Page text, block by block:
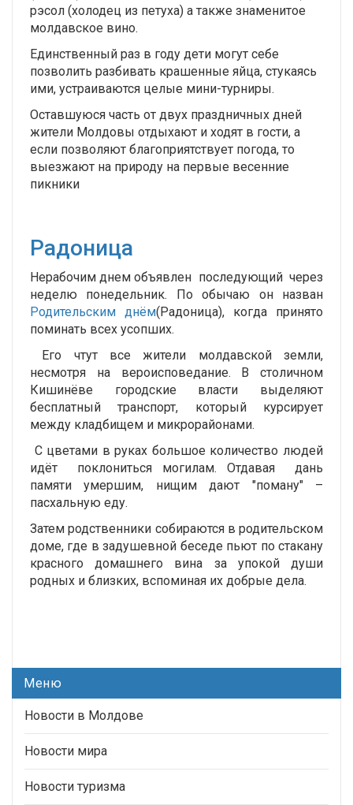
рэсол (холодец из петуха) а также знаменитое
молдавское вино.
Единственный раз в году дети могут себе
позволить разбивать крашенные яйца, стукаясь
ими, устраиваются целые мини-турниры.
Оставшуюся часть от двух праздничных дней
жители Молдовы отдыхают и ходят в гости, а
если позволяют благоприятствует погода, то
выезжают на природу на первые весенние
пикники
Радоница
Нерабочим днем объявлен последующий через
неделю понедельник. По обычаю он назван
Родительским днём(Радоница), когда принято
поминать всех усопших.
Его чтут все жители молдавской земли,
несмотря на вероисповедание. В столичном
Кишинёве городские власти выделяют
бесплатный транспорт, который курсирует
между кладбищем и микрорайонами.
С цветами в руках большое количество людей
идёт поклониться могилам. Отдавая дань
памяти умершим, нищим дают "поману" –
пасхальную еду.
Затем родственники собираются в родительском
доме, где в задушевной беседе пьют по стакану
красного домашнего вина за упокой души
родных и близких, вспоминая их добрые дела.
Меню
Новости в Молдове
Новости мира
Новости туризма